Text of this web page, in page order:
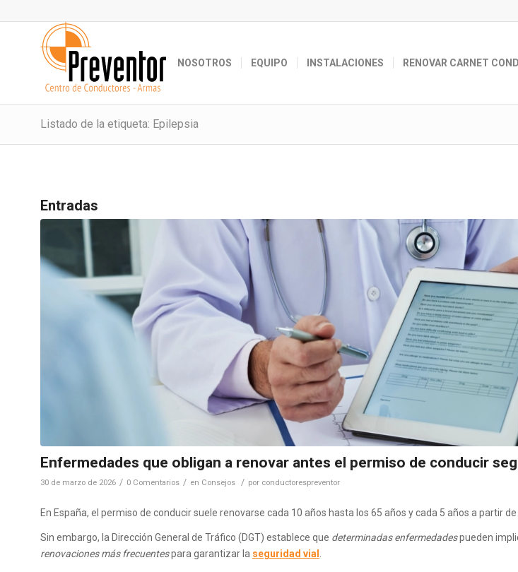
NOSOTROS EQUIPO INSTALACIONES RENOVAR CARNET
Listado de la etiqueta: Epilepsia
Entradas
Enfermedades que obligan a renovar antes el permiso de conducir
30 de marzo de 2026 / 0 Comentarios / en Consejos / por conductorespreventor
En España, el permiso de conducir suele renovarse cada 10 años hasta los 65 años y cada 5 años a partir de
Sin embargo, la Dirección General de Tráfico (DGT) establece que determinadas enfermedadespueden
renovaciones más frecuentespara garantizar la seguridad vial